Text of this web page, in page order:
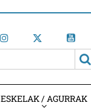
ESKELAK / AGURRAK